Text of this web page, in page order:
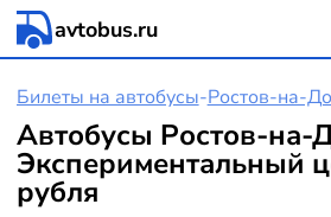
avtobus.ru
Билеты на автобусы-Ростов-на-
Автобусы Ростов-
Экспериментальный
рубля